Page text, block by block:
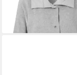
119,99 €